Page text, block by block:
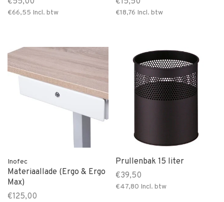
€66,55 Incl. btw €18,76 Incl. btw
Inofec
Materiaallade (Ergo & Ergo
Max)
€125,00
Prullenbak 15 liter
€39,50
€47,80 Incl. btw